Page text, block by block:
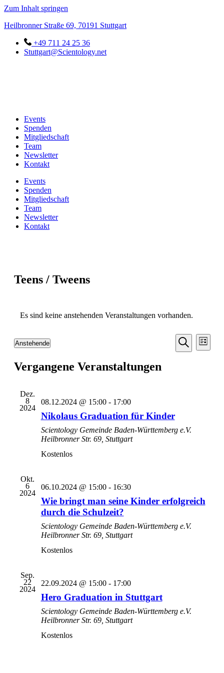
Zum Inhalt springen
Heilbronner Straße 69, 70191 Stuttgart
+49 711 24 25 36
Stuttgart@Scientology.net
Events
Spenden
Mitgliedschaft
Team
Newsletter
Kontakt
Events
Spenden
Mitgliedschaft
Team
Newsletter
Kontakt
Teens / Tweens
Es sind keine anstehenden Veranstaltungen vorhanden.
Suche
Suche
Liste
Anstehende
wählen.
Vergangene Veranstaltungen
Dez.
8
2024
08.12.2024 @ 15:00- 17:00
Nikolaus Graduation für Kinder
Scientology Gemeinde Baden-Württemberg e.V.
Heilbronner Str. 69, Stuttgart
Kostenlos
Okt.
6
2024
06.10.2024 @ 15:00- 16:30
Wie bringt man seine Kinder erfolgreich
durch die Schulzeit?
Scientology Gemeinde Baden-Württemberg e.V.
Heilbronner Str. 69, Stuttgart
Kostenlos
Sep.
22
2024
22.09.2024 @ 15:00- 17:00
Hero Graduation in Stuttgart
Scientology Gemeinde Baden-Württemberg e.V.
Heilbronner Str. 69, Stuttgart
Kostenlos